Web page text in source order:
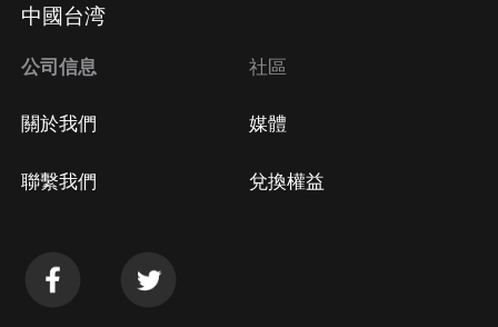
中國台湾
公司信息
關於我們
聯繫我們
社區
媒體
兌換權益